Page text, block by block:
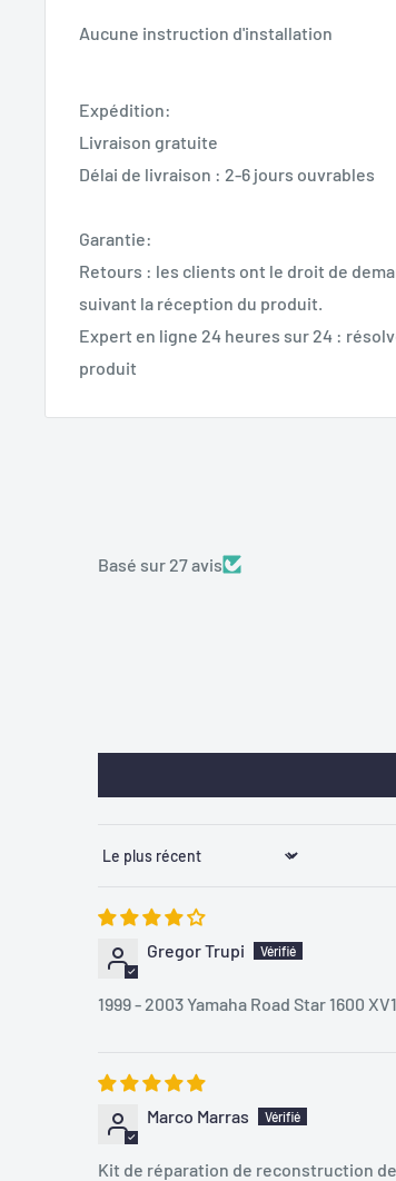
Aucune instruction d'installation
Expédition:
Livraison gratuite
Délai de livraison : 2-6 jours ouvrables
Garantie:
Retours : les clients ont le droit de
suivant la réception du produit.
Expert en ligne 24 heures sur 24 :
produit
Basé sur 27 avis
Sort by
Gregor Trupi
1999 - 2003 Yamaha Road Star 1600
Marco Marras
Kit de réparation de reconstruction